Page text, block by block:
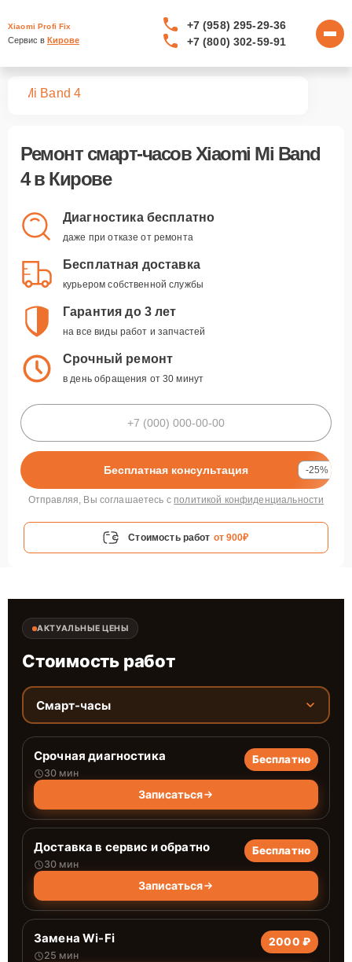
Xiaomi Profi Fix
Сервис в Кирове
+7 (958) 295-29-36
+7 (800) 302-59-91
Mi Band 4
Ремонт смарт-часов Xiaomi Mi Band
4в Кирове
Диагностика бесплатно
даже при отказе от ремонта
Бесплатная доставка
курьером собственной службы
Гарантия до 3 лет
на все виды работ и запчастей
Срочный ремонт
в день обращения от 30 минут
Бесплатная консультация -25%
Отправляя, Вы соглашаетесь с политикой конфиденциальности
Стоимость работ от 900₽
АКТУАЛЬНЫЕ ЦЕНЫ
Стоимость работ
Смарт-часы
Срочная диагностика
30 мин
Бесплатно
Записаться
Доставка в сервис и обратно
30 мин
Бесплатно
Записаться
Замена Wi-Fi
25 мин
2000 ₽